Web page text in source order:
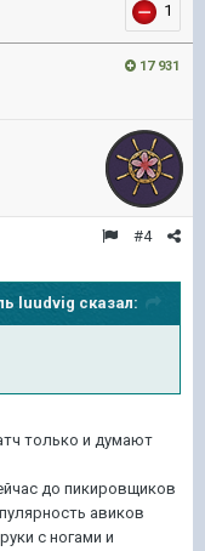
1
17 931
#4
luudvig сказал:
только и думают
до пикировщиков
авиков
с ногами и